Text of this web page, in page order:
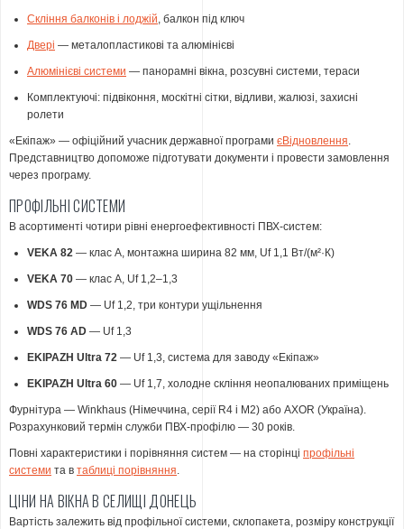
Скління балконів і лоджій, балкон під ключ
Двері — металопластикові та алюмінієві
Алюмінієві системи — панорамні вікна, розсувні системи, тераси
Комплектуючі: підвіконня, москітні сітки, відливи, жалюзі, захисні
ролети
«Екіпаж» — офіційний учасник державної програми єВідновлення.
Представництво допоможе підготувати документи і провести замовлення
через програму.
ПРОФІЛЬНІ СИСТЕМИ
В асортименті чотири рівні енергоефективності ПВХ-систем:
VEKA 82 — клас А, монтажна ширина 82 мм, Uf 1,1 Вт/(м²·К)
VEKA 70 — клас А, Uf 1,2–1,3
WDS 76 MD — Uf 1,2, три контури ущільнення
WDS 76 AD — Uf 1,3
EKIPAZH Ultra 72 — Uf 1,3, система для заводу «Екіпаж»
EKIPAZH Ultra 60 — Uf 1,7, холодне скління неопалюваних приміщень
Фурнітура — Winkhaus (Німеччина, серії R4 і M2) або AXOR (Україна).
Розрахунковий термін служби ПВХ-профілю — 30 років.
Повні характеристики і порівняння систем — на сторінці профільні
системи та в таблиці порівняння.
ЦІНИ НА ВІКНА В СЕЛИЩІ ДОНЕЦЬ
Вартість залежить від профільної системи, склопакета, розміру конструкції